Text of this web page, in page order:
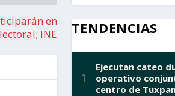
en
INE
TENDENCIAS